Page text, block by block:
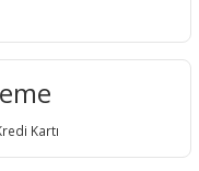
Kartı